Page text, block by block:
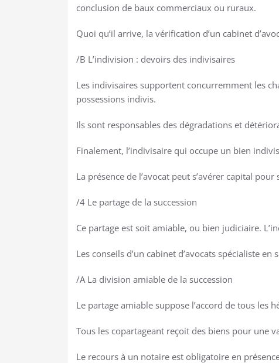
conclusion de baux commerciaux ou ruraux.
Quoi qu’il arrive, la vérification d’un cabinet
/B L’indivision : devoirs des indivisaires
Les indivisaires supportent concurremment les
possessions indivis.
Ils sont responsables des dégradations et
Finalement, l’indivisaire qui occupe un bien
La présence de l’avocat peut s’avérer capital
/4 Le partage de la succession
Ce partage est soit amiable, ou bien judiciaire.
Les conseils d’un cabinet d’avocats spécialiste
/A La division amiable de la succession
Le partage amiable suppose l’accord de tous les
Tous les copartageant reçoit des biens pour une
Le recours à un notaire est obligatoire en